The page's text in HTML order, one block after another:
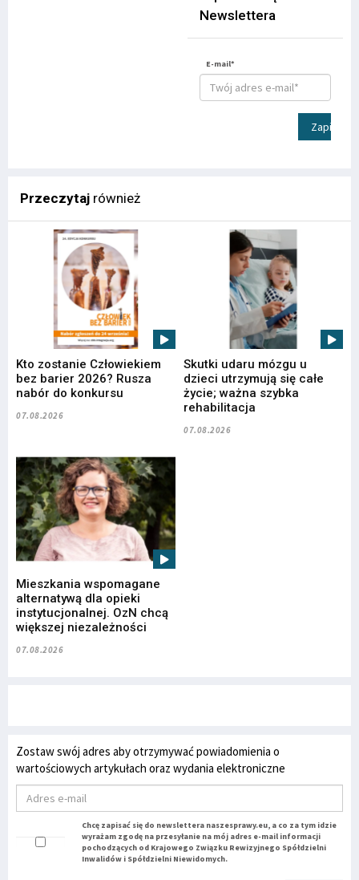
Newslettera
E-mail*
Zapisz
Przeczytaj również
Kto zostanie Człowiekiem
bez barier 2026? Rusza
nabór do konkursu
07.08.2026
Skutki udaru mózgu u
dzieci utrzymują się całe
życie; ważna szybka
rehabilitacja
07.08.2026
Mieszkania wspomagane
alternatywą dla opieki
instytucjonalnej. OzN chcą
większej niezależności
07.08.2026
Zostaw swój adres aby otrzymywać powiadomienia o
wartościowych artykułach oraz wydania elektroniczne
Chcę zapisać się do newslettera naszesprawy.eu, a co za tym idzie
wyrażam zgodę na przesyłanie na mój adres e-mail informacji
pochodzących od Krajowego Związku Rewizyjnego Spółdzielni
Inwalidów i Spółdzielni Niewidomych.